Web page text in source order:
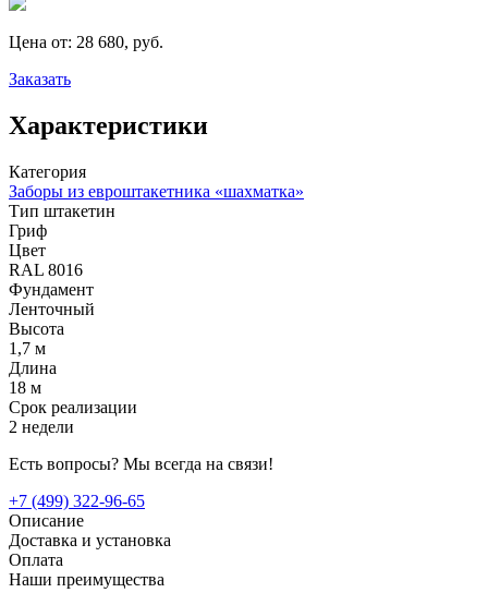
Цена от: 28 680, руб.
Заказать
Характеристики
Категория
Заборы из евроштакетника «шахматка»
Тип штакетин
Гриф
Цвет
RAL 8016
Фундамент
Ленточный
Высота
1,7 м
Длина
18 м
Срок реализации
2 недели
Есть вопросы? Мы всегда на связи!
+7 (499) 322-96-65
Описание
Доставка и установка
Оплата
Наши преимущества